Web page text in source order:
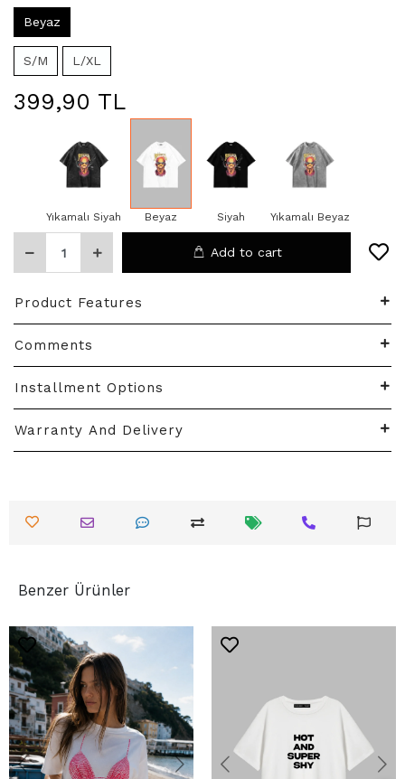
Beyaz
S/M L/XL
399,90 TL
Yıkamalı Siyah Beyaz Siyah Yıkamalı Beyaz
Add to cart
Product Features
Comments
Installment Options
Warranty And Delivery
Benzer Ürünler